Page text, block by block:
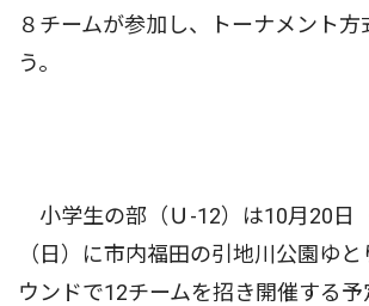
８チームが参加し、トーナメント
う。
小学生の部（Ｕ-12）は10月20日
（日）に市内福田の引地川公園ゆ
ウンドで12チームを招き開催する予